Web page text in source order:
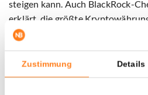
Zustimmung Details
steigen kann. Auch BlackRock-
erklärt, die größte
Dollar zulegen, wenn
Nicht alle teilen diesen